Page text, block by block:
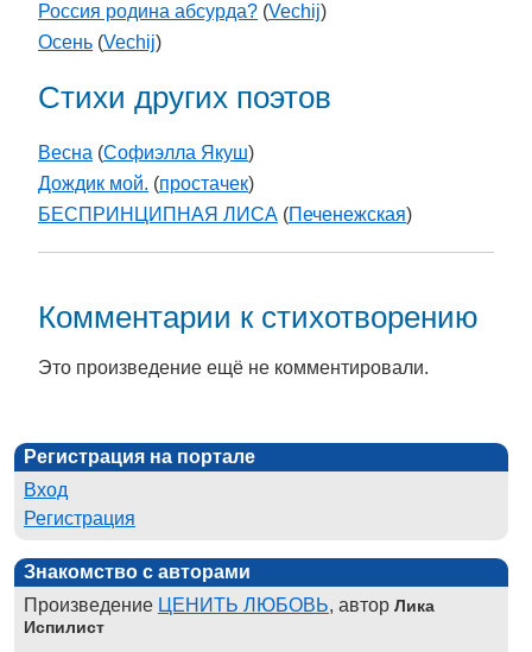
Россия родина абсурда? (Vechij)
Осень (Vechij)
Стихи других поэтов
Весна (Софиэлла Якуш)
Дождик мой. (простачек)
БЕСПРИНЦИПНАЯ ЛИСА (Печенежская)
Комментарии к стихотворению
Это произведение ещё не комментировали.
Регистрация на портале
Вход
Регистрация
Знакомство с авторами
Произведение ЦЕНИТЬ ЛЮБОВЬ, автор Лика
Испилист